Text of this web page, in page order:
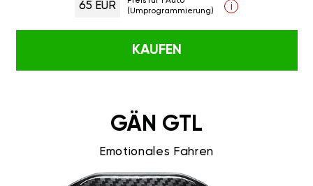
65 EUR
(Umprogrammierung)
i
KAUFEN
GÄN GTL
Emotionales Fahren